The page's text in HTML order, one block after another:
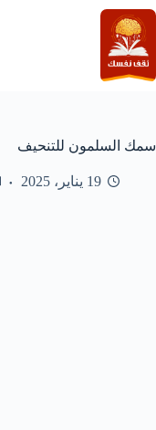
التجاوز
إلى
المحتوى
سمك السلمون للتنحيف
19 يناير، 2025